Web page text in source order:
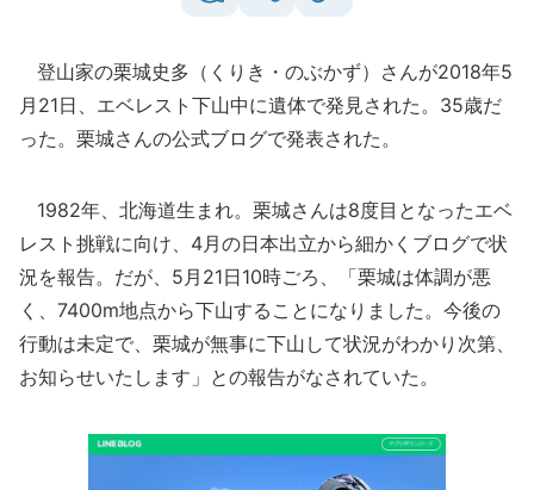
登山家の栗城史多（くりき・のぶかず）さんが2018年5
月21日、エベレスト下山中に遺体で発見された。35歳だ
った。栗城さんの公式ブログで発表された。
1982年、北海道生まれ。栗城さんは8度目となったエベ
レスト挑戦に向け、4月の日本出立から細かくブログで状
況を報告。だが、5月21日10時ごろ、「栗城は体調が悪
く、7400m地点から下山することになりました。今後の
行動は未定で、栗城が無事に下山して状況がわかり次第、
お知らせいたします」との報告がなされていた。